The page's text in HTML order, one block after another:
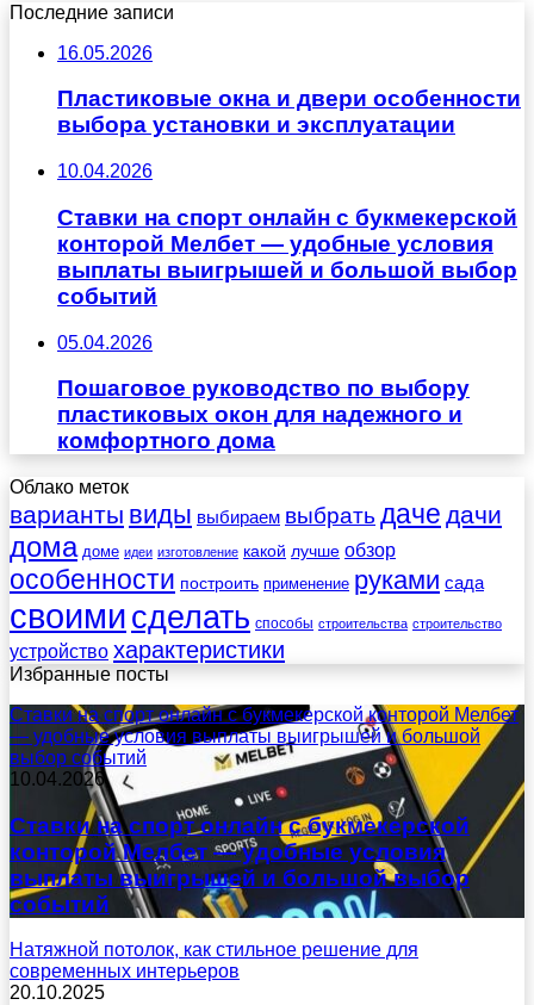
Последние записи
16.05.2026
Пластиковые окна и двери особенности
выбора установки и эксплуатации
10.04.2026
Ставки на спорт онлайн с букмекерской
конторой Мелбет — удобные условия
выплаты выигрышей и большой выбор
событий
05.04.2026
Пошаговое руководство по выбору
пластиковых окон для надежного и
комфортного дома
Облако меток
варианты виды выбираем выбрать даче дачи
дома доме идеи изготовление какой лучше обзор
особенности построить применение руками сада
своими сделать способы строительства строительство
устройство характеристики
Избранные посты
Ставки на спорт онлайн с букмекерской конторой Мелбет
— удобные условия выплаты выигрышей и большой
выбор событий
10.04.2026
Ставки на спорт онлайн с букмекерской
конторой Мелбет — удобные условия
выплаты выигрышей и большой выбор
событий
Натяжной потолок, как стильное решение для
современных интерьеров
20.10.2025